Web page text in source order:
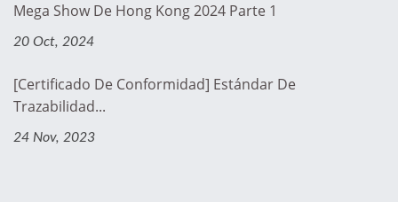
Mega Show De Hong Kong 2024 Parte 1
20 Oct, 2024
[Certificado De Conformidad] Estándar De
Trazabilidad...
24 Nov, 2023